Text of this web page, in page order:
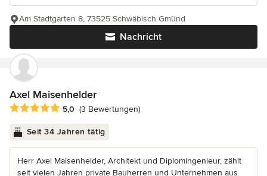
Nachricht
Am Stadtgarten 8, 73525 Schwäbisch Gmünd
Axel Maisenhelder
Durchschnittliche Bewertung: 5 von 5 Sternen
5,0 (3 Bewertungen)
Seit 34 Jahren tätig
Herr Axel Maisenhelder, Architekt und Diplomingenieur, zählt
seit vielen Jahren private Bauherren und Unternehmen aus